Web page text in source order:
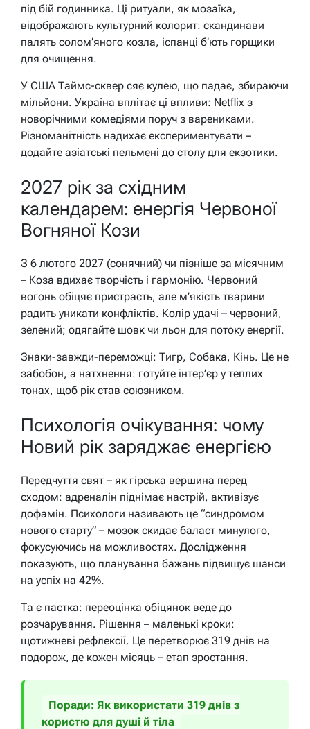
під бій годинника. Ці ритуали, як мозаїка,
відображають культурний колорит: скандинави
палять солом’яного козла, іспанці б’ють горщики
для очищення.
У США Таймс-сквер сяє кулею, що падає, збираючи
мільйони. Україна вплітає ці впливи: Netflix з
новорічними комедіями поруч з варениками.
Різноманітність надихає експериментувати –
додайте азіатські пельмені до столу для екзотики.
2027 рік за східним
календарем: енергія Червоної
Вогняної Кози
З 6 лютого 2027 (сонячний) чи пізніше за місячним
– Коза вдихає творчість і гармонію. Червоний
вогонь обіцяє пристрасть, але м’якість тварини
радить уникати конфліктів. Колір удачі – червоний,
зелений; одягайте шовк чи льон для потоку енергії.
Знаки-завжди-переможці: Тигр, Собака, Кінь. Це не
забобон, а натхнення: готуйте інтер’єр у теплих
тонах, щоб рік став союзником.
Психологія очікування: чому
Новий рік заряджає енергією
Передчуття свят – як гірська вершина перед
сходом: адреналін піднімає настрій, активізує
дофамін. Психологи називають це “синдромом
нового старту” – мозок скидає баласт минулого,
фокусуючись на можливостях. Дослідження
показують, що планування бажань підвищує шанси
на успіх на 42%.
Та є пастка: переоцінка обіцянок веде до
розчарування. Рішення – маленькі кроки:
щотижневі рефлексії. Це перетворює 319 днів на
подорож, де кожен місяць – етап зростання.
Поради: Як використати 319 днів з
користю для душі й тіла